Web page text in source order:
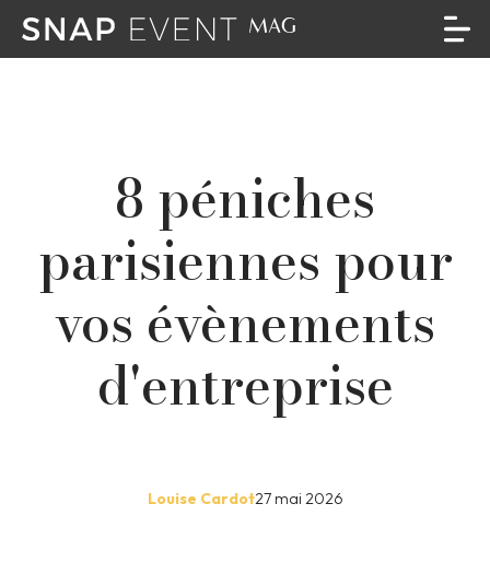
8 péniches
parisiennes pour
vos évènements
d'entreprise
27 mai 2026
Louise Cardot